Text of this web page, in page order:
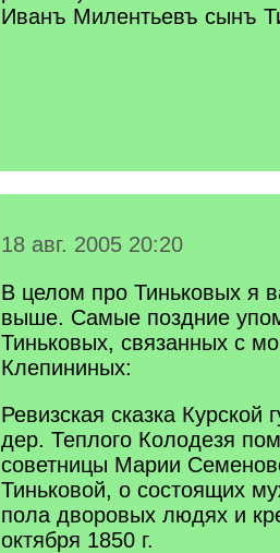
Иванъ Милентьевъ сынъ
18 авг. 2005 20:20
В целом про Тиньковых я
выше. Самые поздние
Тиньковых, связанных с
Клепининых:
Ревизская сказка Курской
дер. Теплого Колодезя
советницы Марии
Тиньковой, о состоящих
пола дворовых людях и
октября 1850 г.